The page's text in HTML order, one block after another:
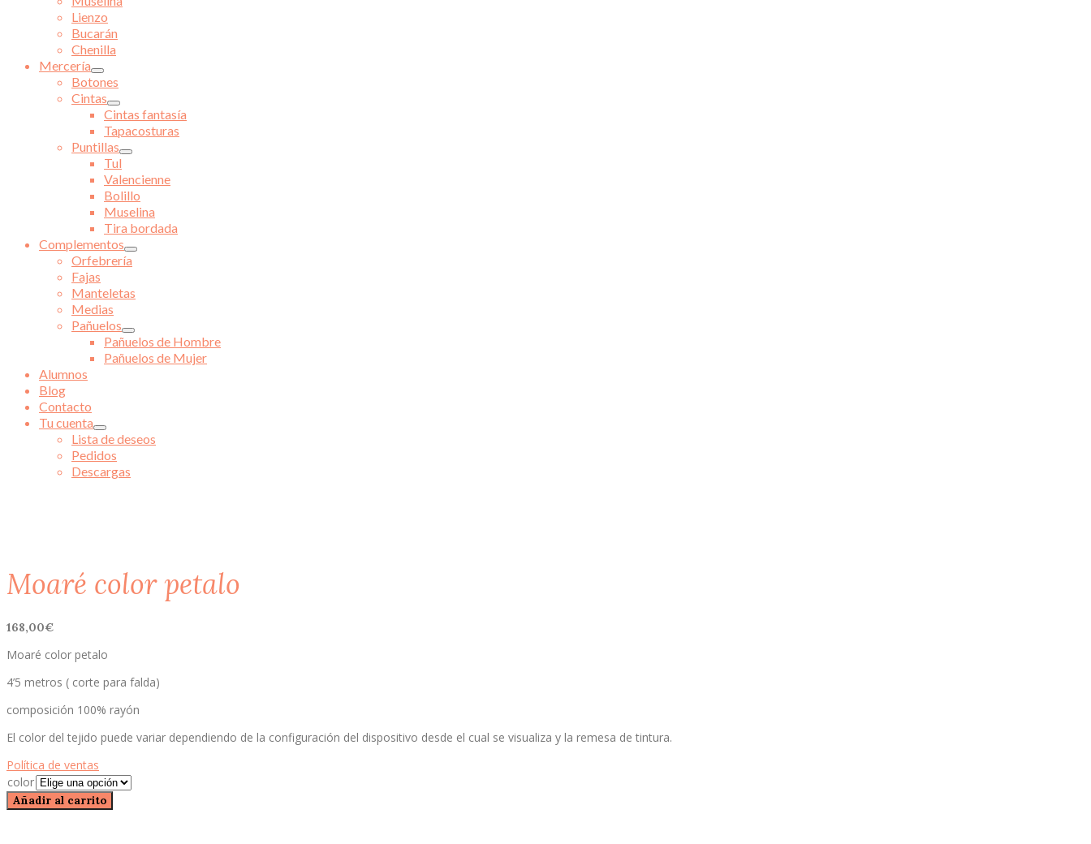
Lienzo
Bucarán
Chenilla
Mercería
Botones
Cintas
Cintas fantasía
Tapacosturas
Puntillas
Tul
Valencienne
Bolillo
Muselina
Tira bordada
Complementos
Orfebrería
Fajas
Manteletas
Medias
Pañuelos
Pañuelos de Hombre
Pañuelos de Mujer
Alumnos
Blog
Contacto
Tu cuenta
Lista de deseos
Pedidos
Descargas
Moaré color petalo
168,00€
Moaré color petalo
4’5 metros ( corte para falda)
composición 100% rayón
El color del tejido puede variar dependiendo de la configuración del dispositivo desde el cual se visualiza y la remesa de tintura.
Política de ventas
color
Moaré
color
Añadir al carrito